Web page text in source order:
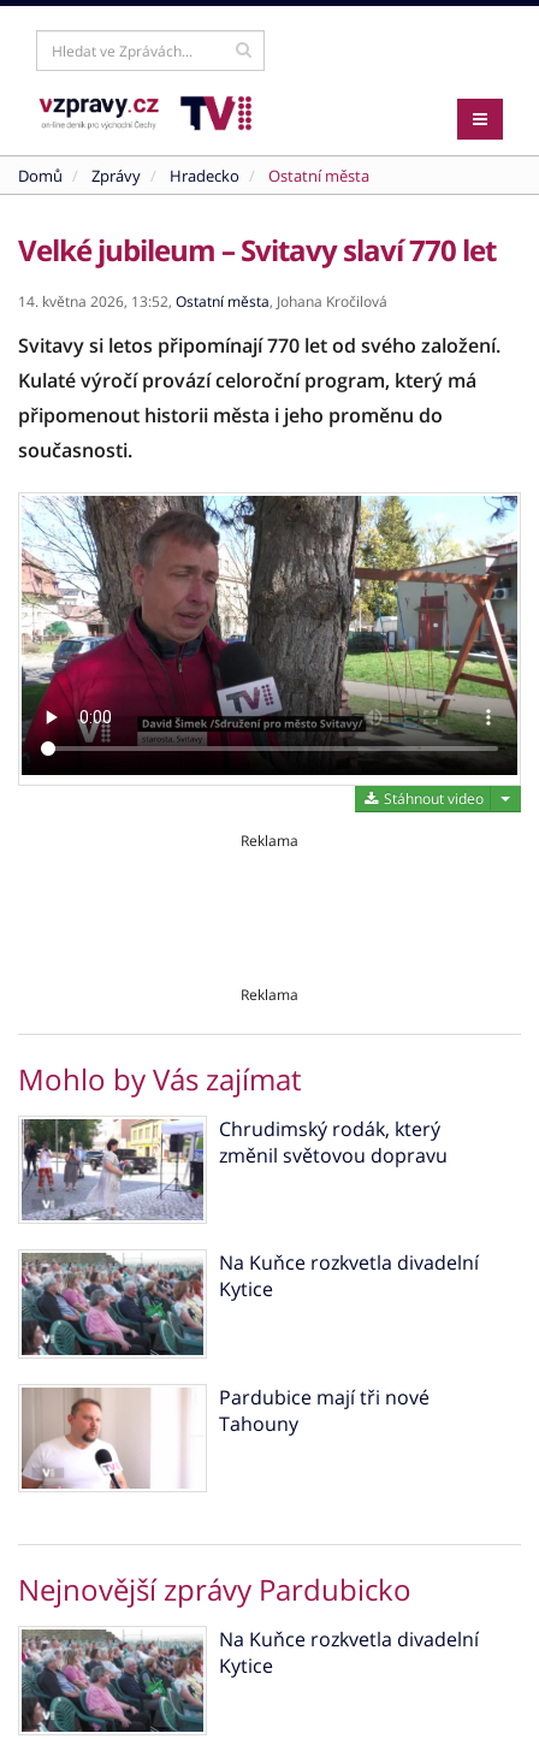
Domů Zprávy Hradecko Ostatní města
Velké jubileum – Svitavy slaví 770 let
14. května 2026, 13:52, Ostatní města, Johana Kročilová
Svitavy si letos připomínají 770 let od svého založení.
Kulaté výročí provází celoroční program, který má
připomenout historii města i jeho proměnu do
současnosti.
Stáhnout video
Reklama
Reklama
Mohlo by Vás zajímat
Chrudimský rodák, který
změnil světovou dopravu
Na Kuňce rozkvetla divadelní
Kytice
Pardubice mají tři nové
Tahouny
Nejnovější zprávy Pardubicko
Na Kuňce rozkvetla divadelní
Kytice